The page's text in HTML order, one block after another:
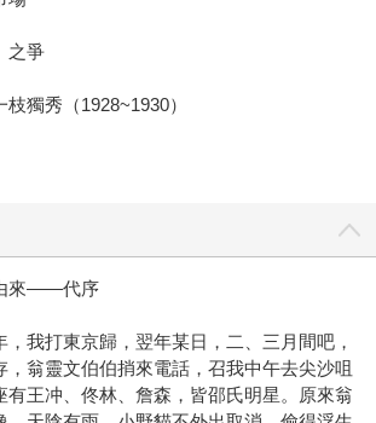
之爭
獨秀（1928~1930）
來——代序
，我打東京歸，翌年某日，二、三月間吧，
，翁靈文伯伯捎來電話，召我中午去尖沙咀
有王冲、佟林、詹森，皆邵氏明星。原來翁